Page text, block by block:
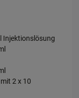
Injektionslösung
2 x 10